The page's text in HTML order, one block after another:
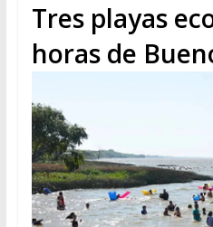
Tres playas
horas de